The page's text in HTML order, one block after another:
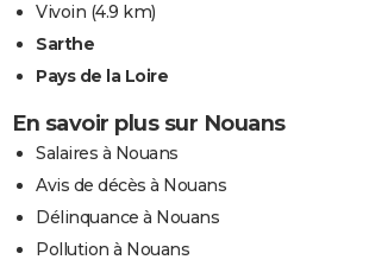
Vivoin (4.9 km)
Sarthe
Pays de la Loire
En savoir plus sur Nouans
Salaires à Nouans
Avis de décès à Nouans
Délinquance à Nouans
Pollution à Nouans